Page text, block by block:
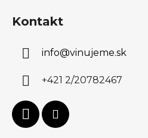
Kontakt
info@vinujeme.sk
+421 2/20782467